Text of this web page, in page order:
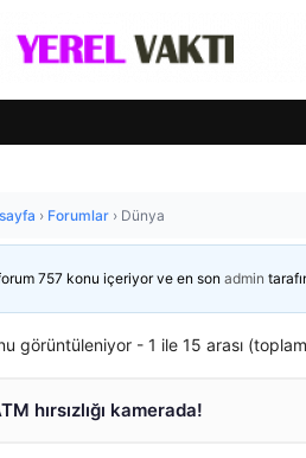
› Forumlar › Dünya
757 konu içeriyor ve en son admin
görüntüleniyor - 1 ile 15 arası
hırsızlığı kamerada!